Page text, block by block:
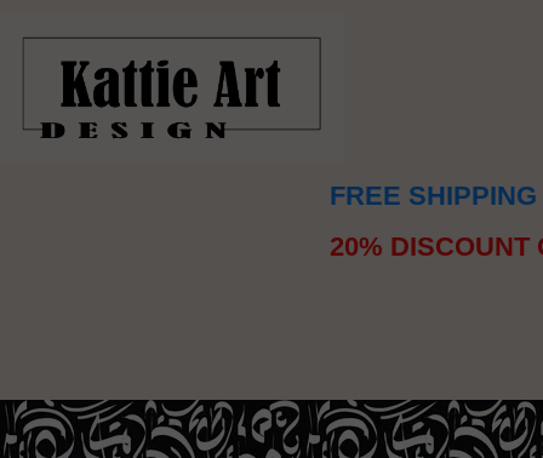
FREE
20% DISCOUNT